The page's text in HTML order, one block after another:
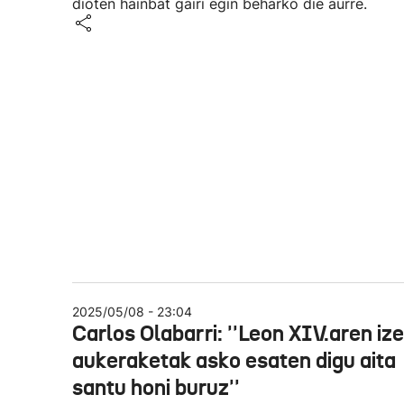
dioten hainbat gairi egin beharko die aurre.
2025/05/08 - 23:04
Carlos Olabarri: ''Leon XIV.aren
aukeraketak asko esaten digu aita
santu honi buruz''